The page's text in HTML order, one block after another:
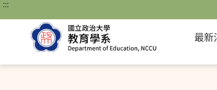
跳
主
:::
最新